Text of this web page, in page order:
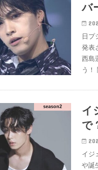
バ
日プ
発表
西島
う！
season2
イ
で
イジ
や誕